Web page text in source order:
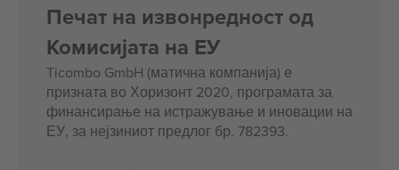
Печат на извонредност од
Комисијата на ЕУ
Ticombo GmbH (матична компанија) е
призната во Хоризонт 2020, програмата за
финансирање на истражување и иновации на
ЕУ, за нејзиниот предлог бр. 782393.